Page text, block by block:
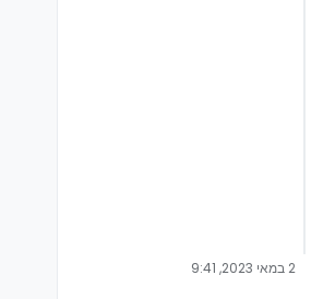
2 במאי 2023, 9:41